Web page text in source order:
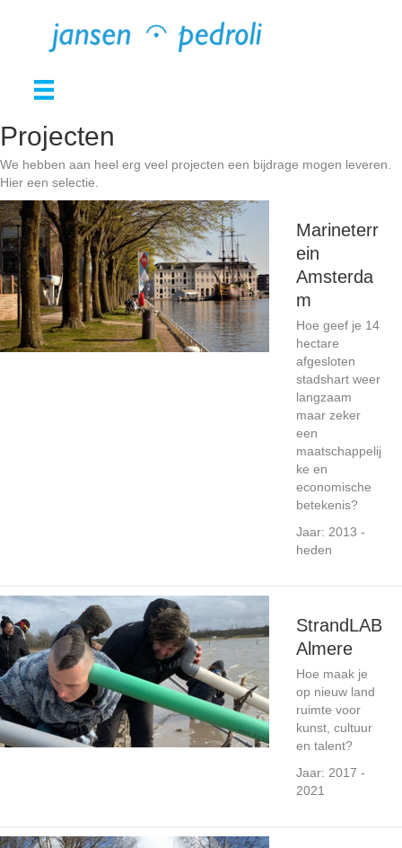
Projecten
We hebben aan heel erg veel projecten een bijdrage mogen leveren.
Hier een selectie.
Marineterr
ein
Amsterda
m
Hoe geef je 14
hectare
afgesloten
stadshart weer
langzaam
maar zeker
een
maatschappelij
ke en
economische
betekenis?
Jaar: 2013 -
heden
StrandLAB
Almere
Hoe maak je
op nieuw land
ruimte voor
kunst, cultuur
en talent?
Jaar: 2017 -
2021